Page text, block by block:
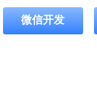
微信开发